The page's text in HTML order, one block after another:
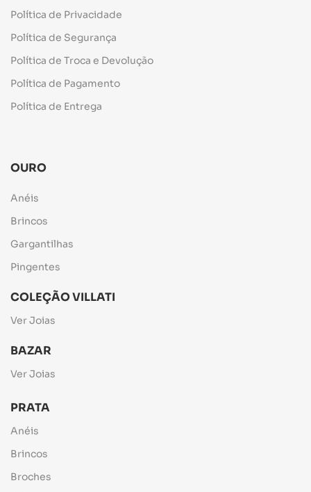
Política de Privacidade
Política de Segurança
Política de Troca e Devolução
Política de Pagamento
Política de Entrega
OURO
Anéis
Brincos
Gargantilhas
Pingentes
COLEÇÃO VILLATI
Ver Joias
BAZAR
Ver Joias
PRATA
Anéis
Brincos
Broches